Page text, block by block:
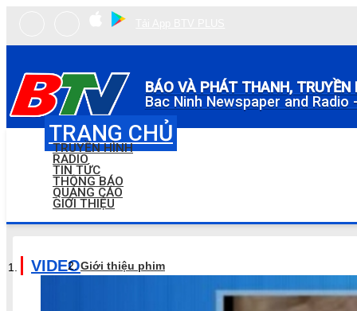
BÁO VÀ PHÁT THANH, TRUYỀN
Bac Ninh Newspaper and Radio
TRANG CHỦ
TRUYỀN HÌNH
RADIO
TIN TỨC
THÔNG BÁO
QUẢNG CÁO
GIỚI THIỆU
VIDEOGiới thiệu phim